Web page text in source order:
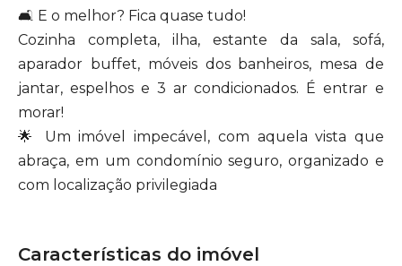
🛋️ E o melhor? Fica quase tudo!
Cozinha completa, ilha, estante da sala, sofá,
aparador buffet, móveis dos banheiros, mesa de
jantar, espelhos e 3 ar condicionados. É entrar e
morar!
🌟 Um imóvel impecável, com aquela vista que
abraça, em um condomínio seguro, organizado e
com localização privilegiada
Características do imóvel